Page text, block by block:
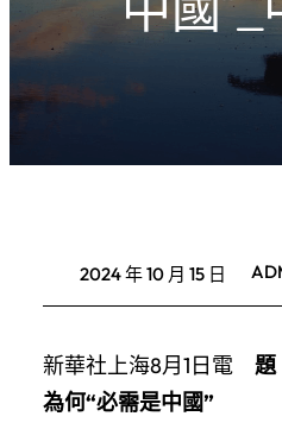
2024 年 10 月 15 日
新華社上海8月1日電 題
為何“必需是中國”